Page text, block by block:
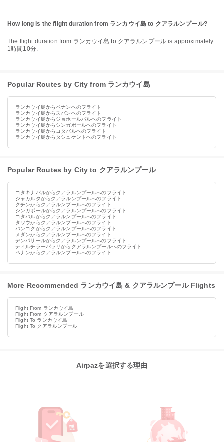
How long is the flight duration from ランカウイ島 to クアラルンプール?
The flight duration from ランカウイ島 to クアラルンプール is approximately
1時間10分.
Popular Routes by City from ランカウイ島
ランカウイ島からペナンへのフライト
ランカウイ島からスバンへのフライト
ランカウイ島からジョホールバルへのフライト
ランカウイ島からシンガポールへのフライト
ランカウイ島からコタバルへのフライト
ランカウイ島からタシュケントへのフライト
Popular Routes by City to クアラルンプール
コタキナバルからクアラルンプールへのフライト
ジャカルタからクアラルンプールへのフライト
クチンからクアラルンプールへのフライト
シンガポールからクアラルンプールへのフライト
コタバルからクアラルンプールへのフライト
タワウからクアラルンプールへのフライト
バンコクからクアラルンプールへのフライト
メダンからクアラルンプールへのフライト
デンパサールからクアラルンプールへのフライト
ティルチラーパッリからクアラルンプールへのフライト
ペナンからクアラルンプールへのフライト
More Recommended ランカウイ島 & クアラルンプール Flights
Flight From ランカウイ島
Flight From クアラルンプール
Flight To ランカウイ島
Flight To クアラルンプール
Airpazを選択する理由